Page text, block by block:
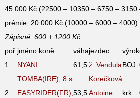
45.000 Kč (22500 – 10350 – 6750 – 3150
prémie: 20.000 Kč (10000 – 6000 – 4000)
Zápisné: 600 + 1200 Kč
poř. jméno koně váhajezdec výrok
1.
NYANI
TOMBA(IRE), 8 s
61,5ž. Vendula
Korečková
BOJ
2.
EASYRIDER(FR), 53,5Antoine
krk